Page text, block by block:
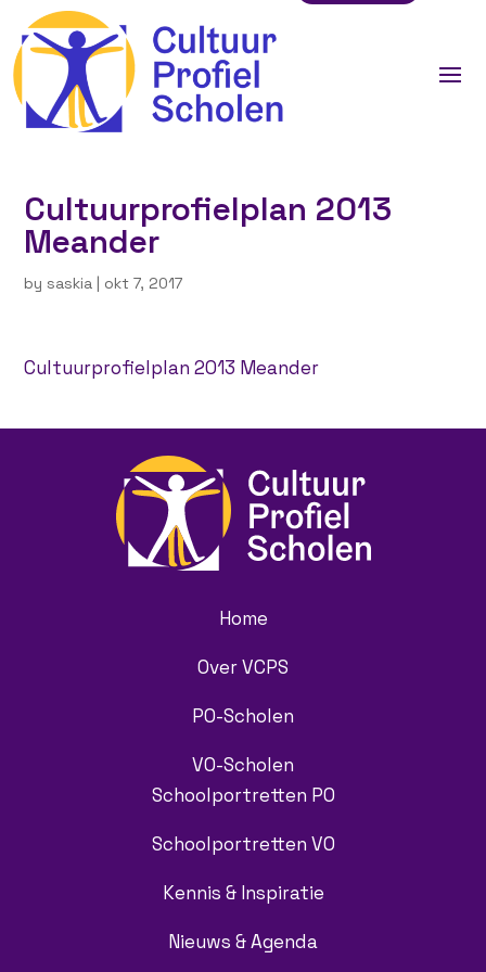
Cultuurprofielplan 2013
Meander
bysaskia | okt 7, 2017
Cultuurprofielplan 2013 Meander
Home
Over VCPS
PO-Scholen
VO-Scholen
Schoolportretten PO
Schoolportretten VO
Kennis & Inspiratie
Nieuws & Agenda